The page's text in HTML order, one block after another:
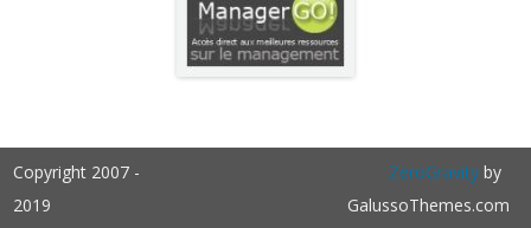
Copyright 2007 -
2019
ZeroGravityby
GalussoThemes.com